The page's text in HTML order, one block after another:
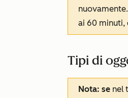
ai 60 minuti,
Tipi di
Nota: se nel